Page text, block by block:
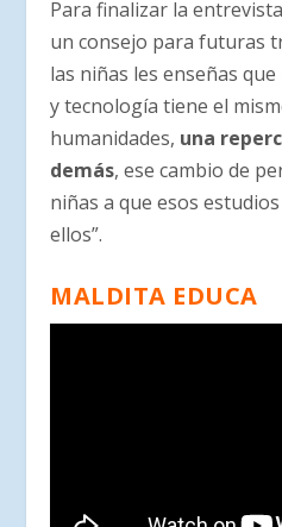
Para finalizar la
un consejo para futuras
las niñas les enseñas
y tecnología tiene el
humanidades, una
demás, ese cambio de
niñas a que esos
ellos”.
MALDITA EDUCA